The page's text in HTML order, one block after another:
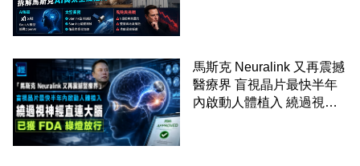
馬斯克 Neuralink 又再震撼
醫療界 盲視晶片最快半年
內啟動人體植入 繞過視神